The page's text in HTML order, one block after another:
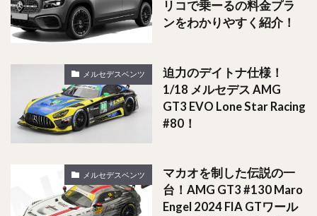
リコで乗ーるの料金プラ
ンをわかりやすく紹介！
メルセデスベンツ
迫力のデイトナ仕様！
1/18 メルセデス AMG
GT3 EVO Lone Star Racing
#80！
メルセデスベンツ
マカオを制した伝説の一
台！AMG GT3 #130 Maro
Engel 2024 FIA GTワール